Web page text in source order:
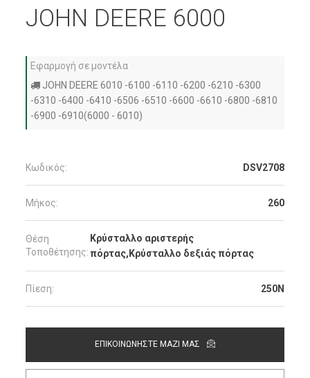
JOHN DEERE 6000
Εφαρμογή σε μοντέλα
JOHN DEERE 6010 -6100 -6110 -6200 -6210 -6300
-6310 -6400 -6410 -6506 -6510 -6600 -6610 -6800 -6810
-6900 -6910(6000 - 6010)
Κωδικός: DSV2708
Μήκος: 260
Θέση
Τοποθέτησης:
Κρύσταλλο αριστερής
πόρτας,Κρύσταλλο δεξιάς πόρτας
Πίεση: 250N
ΕΠΙΚΟΙΝΩΝΗΣΤΕ ΜΑΖΙ ΜΑΣ